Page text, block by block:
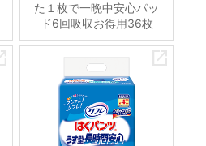
た１枚で一晩中安心パッ
ド6回吸収お得用36枚